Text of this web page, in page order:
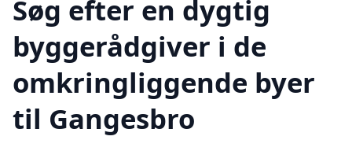
Søg efter en dygtig
byggerådgiver i de
omkringliggende byer
til Gangesbro